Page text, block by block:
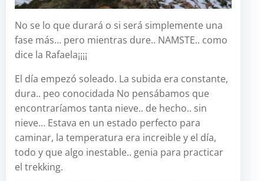
No se lo que durará o si será simplemente una
fase más… pero mientras dure.. NAMSTE.. como
dice la Rafaela¡¡¡¡
El día empezó soleado. La subida era constante,
dura.. peo conocidada No pensábamos que
encontraríamos tanta nieve.. de hecho.. sin
nieve… Estava en un estado perfecto para
caminar, la temperatura era increible y el día,
todo y que algo inestable.. genia para practicar
el trekking.